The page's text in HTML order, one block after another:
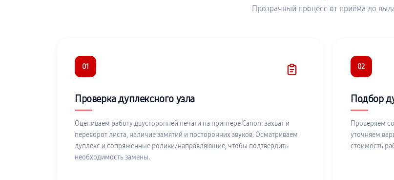
Прозрачный процесс от приёма до
01
Проверка дуплексного узла
Оцениваем работу двусторонней печати на принтере Canon: захват и
переворот листа, наличие замятий и посторонних звуков. Осматриваем
дуплекс и сопряжённые ролики/направляющие, чтобы подтвердить
необходимость замены.
02
Подбор
Проверяем
уточняем
стоимость